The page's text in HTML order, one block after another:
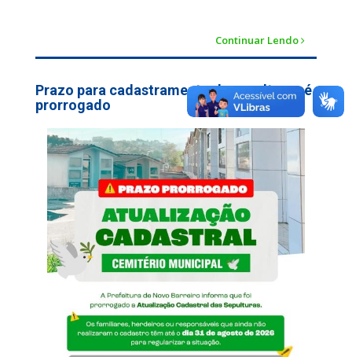
Continuar Lendo
Prazo para cadastramento de sepulturas é
prorrogado